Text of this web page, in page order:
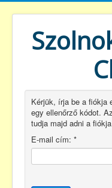
Kérjük, írja be a fiókja
egy ellenőrző kódot.
tudja majd adni a
E-mail cím: *